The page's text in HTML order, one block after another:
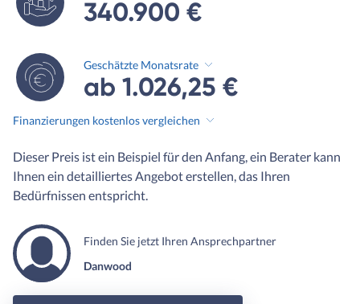
340.900 €
Geschätzte Monatsrate
ab 1.026,25 €
Finanzierungen kostenlos vergleichen
Dieser Preis ist ein Beispiel für den Anfang, ein Berater kann
Ihnen ein detailliertes Angebot erstellen, das Ihren
Bedürfnissen entspricht.
Finden Sie jetzt Ihren Ansprechpartner
Danwood